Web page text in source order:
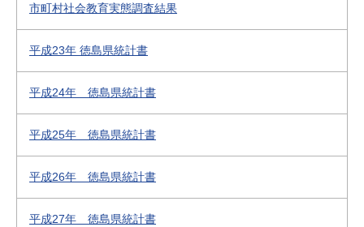
市町村社会教育実態調査結果
平成23年 徳島県統計書
平成24年 徳島県統計書
平成25年 徳島県統計書
平成26年 徳島県統計書
平成27年 徳島県統計書